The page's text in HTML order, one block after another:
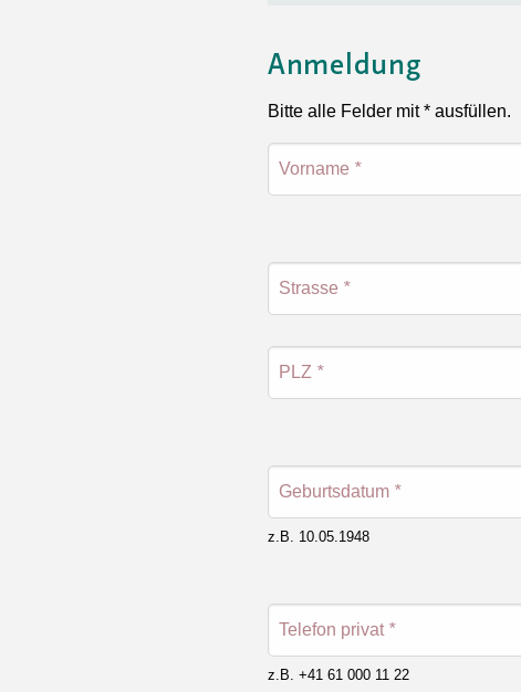
Anmeldung
Bitte alle Felder mit * ausfüllen.
Vorname *
Strasse *
PLZ *
Geburtsdatum *
z.B. 10.05.1948
Telefon privat *
z.B. +41 61 000 11 22